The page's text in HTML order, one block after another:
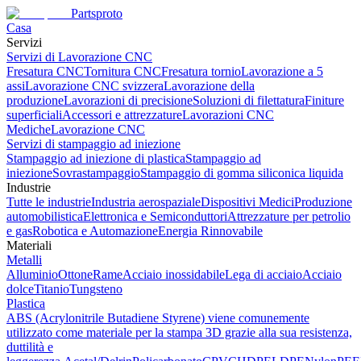
Partsproto
Casa
Servizi
Servizi di Lavorazione CNC
Fresatura CNCTornitura CNCFresatura tornioLavorazione a 5
assiLavorazione CNC svizzeraLavorazione della
produzioneLavorazioni di precisioneSoluzioni di filettaturaFiniture
superficialiAccessori e attrezzatureLavorazioni CNC
MedicheLavorazione CNC
Servizi di stampaggio ad iniezione
Stampaggio ad iniezione di plasticaStampaggio ad
iniezioneSovrastampaggioStampaggio di gomma siliconica liquida
Industrie
Tutte le industrieIndustria aerospazialeDispositivi MediciProduzione
automobilisticaElettronica e SemiconduttoriAttrezzature per petrolio
e gasRobotica e AutomazioneEnergia Rinnovabile
Materiali
Metalli
AlluminioOttoneRameAcciaio inossidabileLega di acciaioAcciaio
dolceTitanioTungsteno
Plastica
ABS (Acrylonitrile Butadiene Styrene) viene comunemente
utilizzato come materiale per la stampa 3D grazie alla sua resistenza,
duttilità e